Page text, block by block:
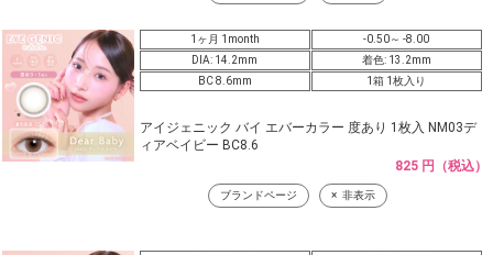
1ヶ月 1month
-0.50～ -8.00
DIA: 14.2mm
着色: 13.2mm
BC 8.6mm
1箱 1枚入り
アイジェニック バイ エバーカラー 度あり 1枚入 NM03デ
ィアベイビー BC8.6
825 円（税込）
ブランドページ 非表示